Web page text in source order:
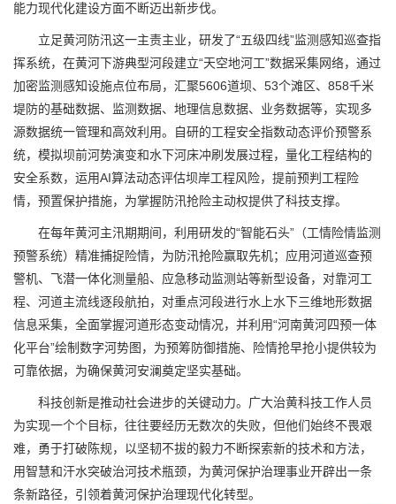
能力现代化建设方面不断迈出新步伐。
立足黄河防汛这一主责主业，研发了“五级四线”监测感知巡查指
挥系统，在黄河下游典型河段建立“天空地河工”数据采集网络，通过
加密监测感知设施点位布局，汇聚5606道坝、53个滩区、858千米
堤防的基础数据、监测数据、地理信息数据、业务数据等，实现多
源数据统一管理和高效利用。自研的工程安全指数动态评价预警系
统，模拟坝前河势演变和水下河床冲刷发展过程，量化工程结构的
安全系数，运用AI算法动态评估坝岸工程风险，提前预判工程险
情，预置保护措施，为掌握防汛抢险主动权提供了科技支撑。
在每年黄河主汛期期间，利用研发的“智能石头”（工情险情监测
预警系统）精准捕捉险情，为防汛抢险赢取先机；应用河道巡查预
警机、飞潜一体化测量船、应急移动监测站等新型设备，对靠河工
程、河道主流线逐段航拍，对重点河段进行水上水下三维地形数据
信息采集，全面掌握河道形态变动情况，并利用“河南黄河四预一体
化平台”绘制数字河势图，为预筹防御措施、险情抢早抢小提供较为
可靠依据，为确保黄河安澜奠定坚实基础。
科技创新是推动社会进步的关键动力。广大治黄科技工作人员
为实现一个个目标，往往要经历无数次的失败，但他们始终不畏艰
难，勇于打破陈规，以坚韧不拔的毅力不断探索新的技术和方法，
用智慧和汗水突破治河技术瓶颈，为黄河保护治理事业开辟出一条
条新路径，引领着黄河保护治理现代化转型。